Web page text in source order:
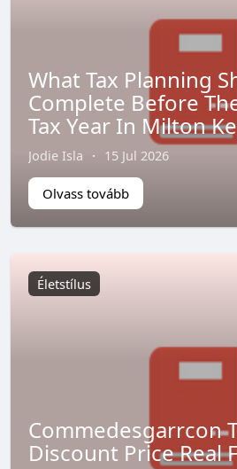
What Tax Planning
Complete Before
Tax Year In Milton
Jodie Isla · 15 Jul 2026
Olvass tovább
Életstílus
Commedesgarrcon
Discount Price Real